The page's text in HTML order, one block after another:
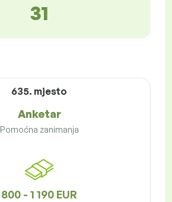
31
635. mjesto
Anketar
Pomoćna zanimanja
800 - 1 190 EUR